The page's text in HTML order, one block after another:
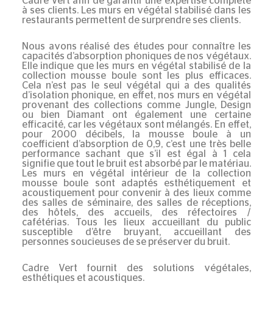
à ses clients. Les murs en végétal stabilisédans les
restaurants permettent de surprendre ses clients.
Nous avons réalisé des études pour connaître les
capacités d’absorption phoniques de nos végétaux.
Elle indique que les murs en végétal stabilisé de la
collection mousse boulesont les plus efficaces.
Cela n’est pas le seul végétal qui a des qualités
d’isolation phonique, en effet, nos murs en végétal
provenant des collections comme Jungle, Design
ou bien Diamant ont également une certaine
efficacité, car les végétaux sont mélangés. En effet,
pour 2000 décibels, la mousse boule à un
coefficient d’absorption de 0,9, c’est une très belle
performance sachant que s’il est égal à 1 cela
signifie que tout le bruit est absorbé par le matériau.
Les murs en végétal intérieur de la collection
mousse boule sont adaptés esthétiquement et
acoustiquement pour convenir à des lieux comme
des salles de séminaire, des salles de réceptions,
des hôtels, des accueils, des réfectoires /
cafétérias. Tous les lieux accueillant du public
susceptible d’être bruyant, accueillant des
personnes soucieuses de se préserver du bruit.
Cadre Vert fournit des solutions végétales,
esthétiques et acoustiques.